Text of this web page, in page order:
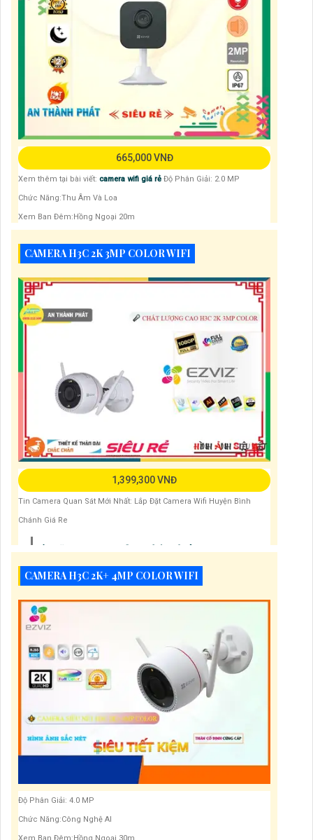
665,000 VNĐ
Xem thêm tại bài viết: camera wifi giá rẻ Độ Phân Giải: 2.0 MP
Chức Năng:Thu Âm Và Loa
Xem Ban Đêm:Hồng Ngoại 20m
CAMERA H3C 2K 3MP COLOR WIFI
1,399,300 VNĐ
Tin Camera Quan Sát Mới Nhất: Lắp Đặt Camera Wifi Huyện Bình
Chánh Giá Re
Lắp Đặt Camera Wifi Giá Rẻ Tại Tp Hcm
Hướng Dẫn Lắp Đặt Camera Ip Wifi Tại Nhà
Lăp Camera Wifi Giá Rẻ Các Thương Hiệu
Camera Wifi Chính Hãng Tốt Nhất 2024
Độ Phân Giải: 3.0 MP
Chức Năng:Công Nghệ AI
Xem Ban Đêm:Hồng Ngoại 30m
CAMERA H3C 2K+ 4MP COLOR WIFI
Độ Phân Giải: 4.0 MP
Chức Năng:Công Nghệ AI